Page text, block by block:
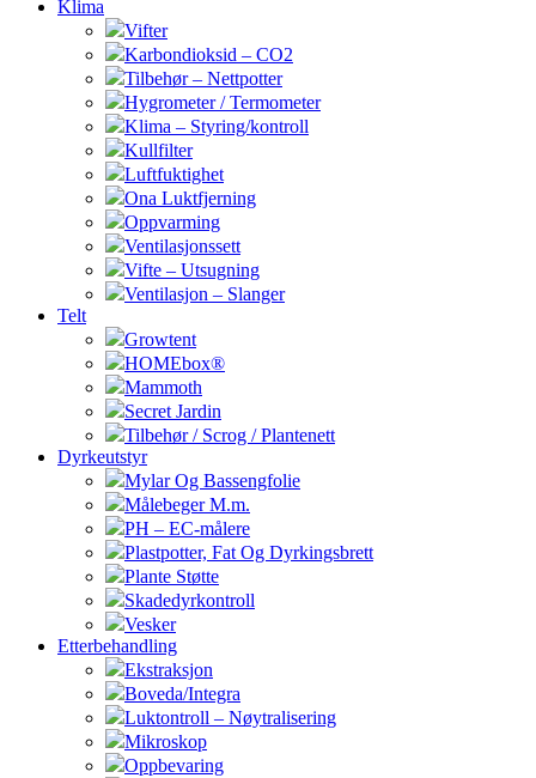
Klima
Vifter
Karbondioksid – CO2
Tilbehør – Nettpotter
Hygrometer / Termometer
Klima – Styring/kontroll
Kullfilter
Luftfuktighet
Ona Luktfjerning
Oppvarming
Ventilasjonssett
Vifte – Utsugning
Ventilasjon – Slanger
Telt
Growtent
HOMEbox®
Mammoth
Secret Jardin
Tilbehør / Scrog / Plantenett
Dyrkeutstyr
Mylar Og Bassengfolie
Målebeger M.m.
PH – EC-målere
Plastpotter, Fat Og Dyrkingsbrett
Plante Støtte
Skadedyrkontroll
Vesker
Etterbehandling
Ekstraksjon
Boveda/Integra
Luktontroll – Nøytralisering
Mikroskop
Oppbevaring